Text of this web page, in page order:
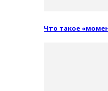
Что такое